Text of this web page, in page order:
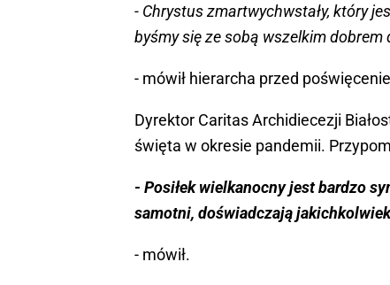
- Chrystus zmartwychwstały, który
byśmy się ze sobą wszelkim dobrem
- mówił hierarcha przed
Dyrektor Caritas Archidiecezji
święta w okresie pandemii.
- Posiłek wielkanocny jest bardzo
samotni, doświadczają
- mówił.